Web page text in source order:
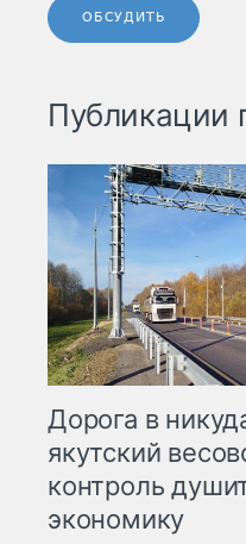
ОБСУДИТЬ
Публикации
Дорога в
якутский
контроль
экономику